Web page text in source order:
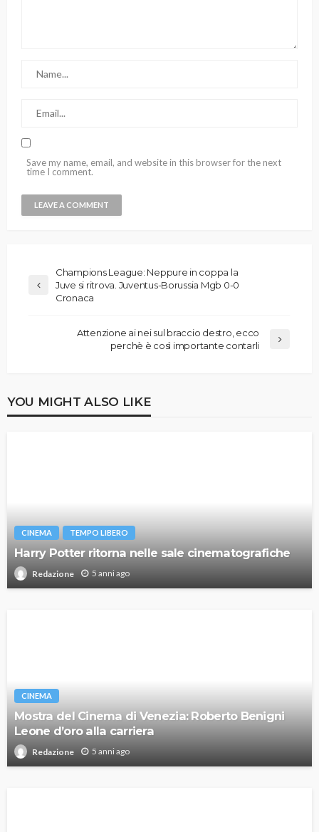
Save my name, email, and website in this browser for the next
time I comment.
Champions League: Neppure in coppa la
Juve si ritrova. Juventus-Borussia Mgb 0-0
Cronaca
Attenzione ai nei sul braccio destro, ecco
perchè è così importante contarli
YOU MIGHT ALSO LIKE
CINEMA TEMPO LIBERO
Harry Potter ritorna nelle sale cinematografiche
Redazione 5 anni ago
CINEMA
Mostra del Cinema di Venezia: Roberto Benigni
Leone d’oro alla carriera
Redazione 5 anni ago